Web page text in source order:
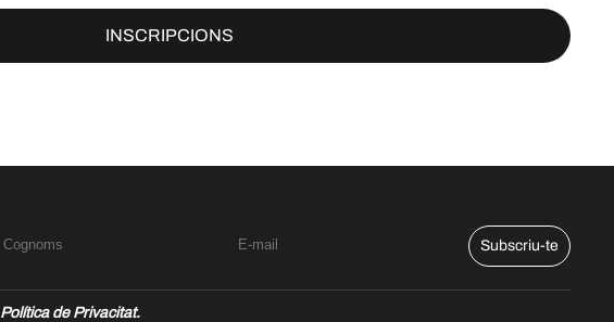
INSCRIPCIONS
Subscriu-te
Política de Privacitat.